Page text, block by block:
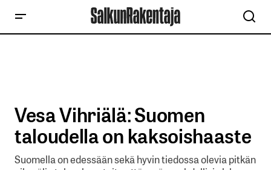
Vesa Vihriälä: Suomen
taloudella on kaksoishaaste
Suomella on edessään sekä hyvin tiedossa olevia pitkän